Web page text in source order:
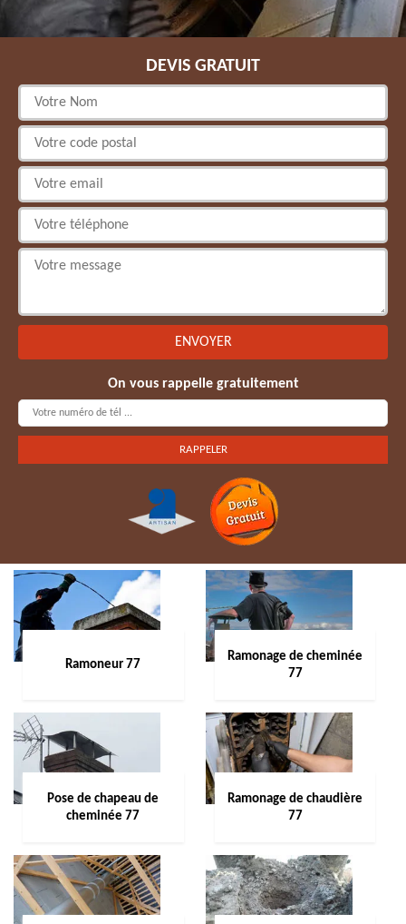
DEVIS GRATUIT
On vous rappelle gratuitement
Ramoneur 77
Ramonage de cheminée
77
Pose de chapeau de
cheminée 77
Ramonage de chaudière
77